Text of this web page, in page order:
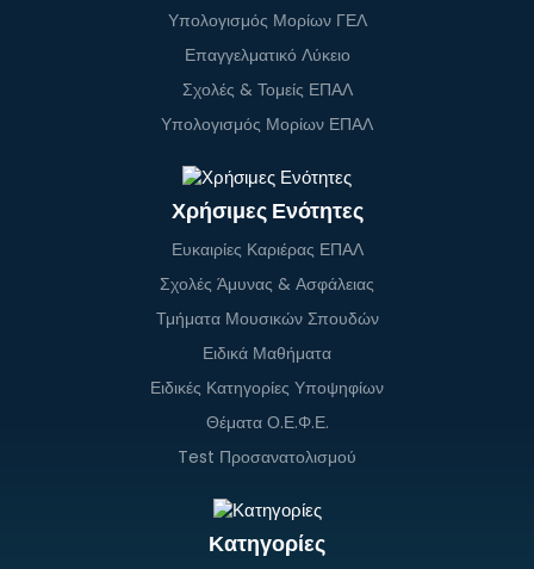
Υπολογισμός Μορίων ΓΕΛ
Επαγγελματικό Λύκειο
Σχολές & Τομείς ΕΠΑΛ
Υπολογισμός Μορίων ΕΠΑΛ
Χρήσιμες Ενότητες
Ευκαιρίες Καριέρας ΕΠΑΛ
Σχολές Άμυνας & Ασφάλειας
Τμήματα Μουσικών Σπουδών
Ειδικά Μαθήματα
Ειδικές Κατηγορίες Υποψηφίων
Θέματα Ο.Ε.Φ.Ε.
Test Προσανατολισμού
Κατηγορίες